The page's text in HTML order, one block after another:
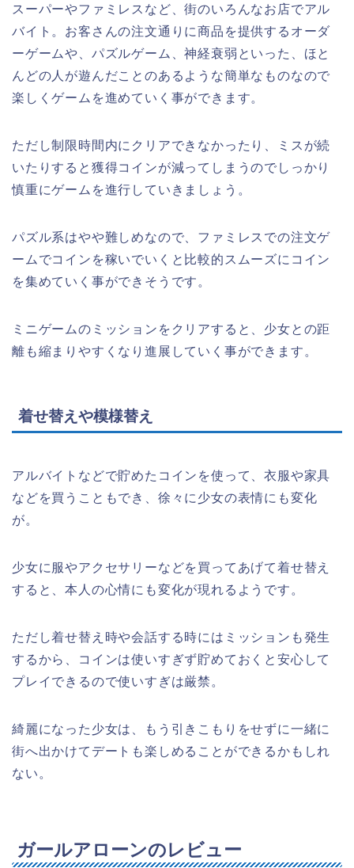
スーパーやファミレスなど、街のいろんなお店でアル
バイト。お客さんの注文通りに商品を提供するオーダ
ーゲームや、パズルゲーム、神経衰弱といった、ほと
んどの人が遊んだことのあるような簡単なものなので
楽しくゲームを進めていく事ができます。
ただし制限時間内にクリアできなかったり、ミスが続
いたりすると獲得コインが減ってしまうのでしっかり
慎重にゲームを進行していきましょう。
パズル系はやや難しめなので、ファミレスでの注文ゲ
ームでコインを稼いでいくと比較的スムーズにコイン
を集めていく事ができそうです。
ミニゲームのミッションをクリアすると、少女との距
離も縮まりやすくなり進展していく事ができます。
着せ替えや模様替え
アルバイトなどで貯めたコインを使って、衣服や家具
などを買うこともでき、徐々に少女の表情にも変化
が。
少女に服やアクセサリーなどを買ってあげて着せ替え
すると、本人の心情にも変化が現れるようです。
ただし着せ替え時や会話する時にはミッションも発生
するから、コインは使いすぎず貯めておくと安心して
プレイできるので使いすぎは厳禁。
綺麗になった少女は、もう引きこもりをせずに一緒に
街へ出かけてデートも楽しめることができるかもしれ
ない。
ガールアローンのレビュー